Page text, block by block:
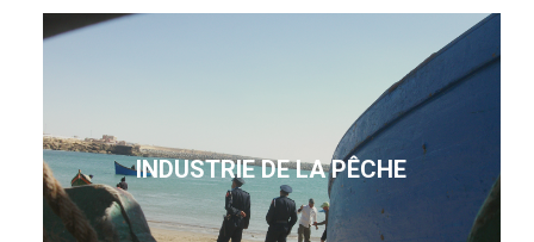
INDUSTRIE DE LA PÊCHE